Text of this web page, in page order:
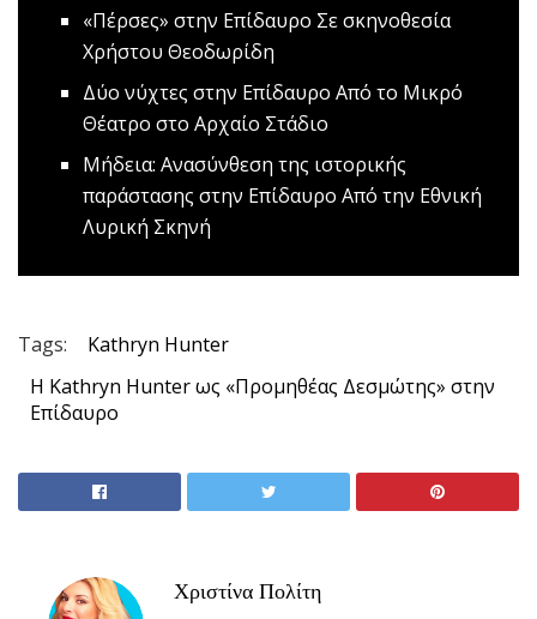
«Πέρσες» στην Επίδαυρο Σε σκηνοθεσία
Χρήστου Θεοδωρίδη
Δύο νύχτες στην Επίδαυρο Aπό το Μικρό
Θέατρο στο Αρχαίο Στάδιο
Mήδεια: Ανασύνθεση της ιστορικής
παράστασης στην Επίδαυρο Από την Εθνική
Λυρική Σκηνή
Tags:
Kathryn Hunter
Η Kathryn Hunter ως «Προμηθέας Δεσμώτης» στην
Επίδαυρο
Χριστίνα Πολίτη